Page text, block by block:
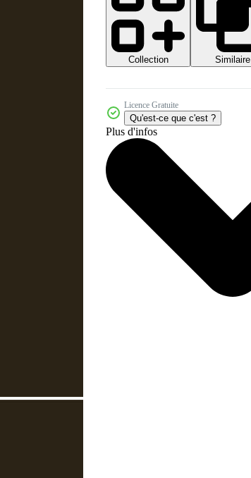
Collection
Similaire
Licence Gratuite
Qu'est-ce que c'est ?
Plus d'infos